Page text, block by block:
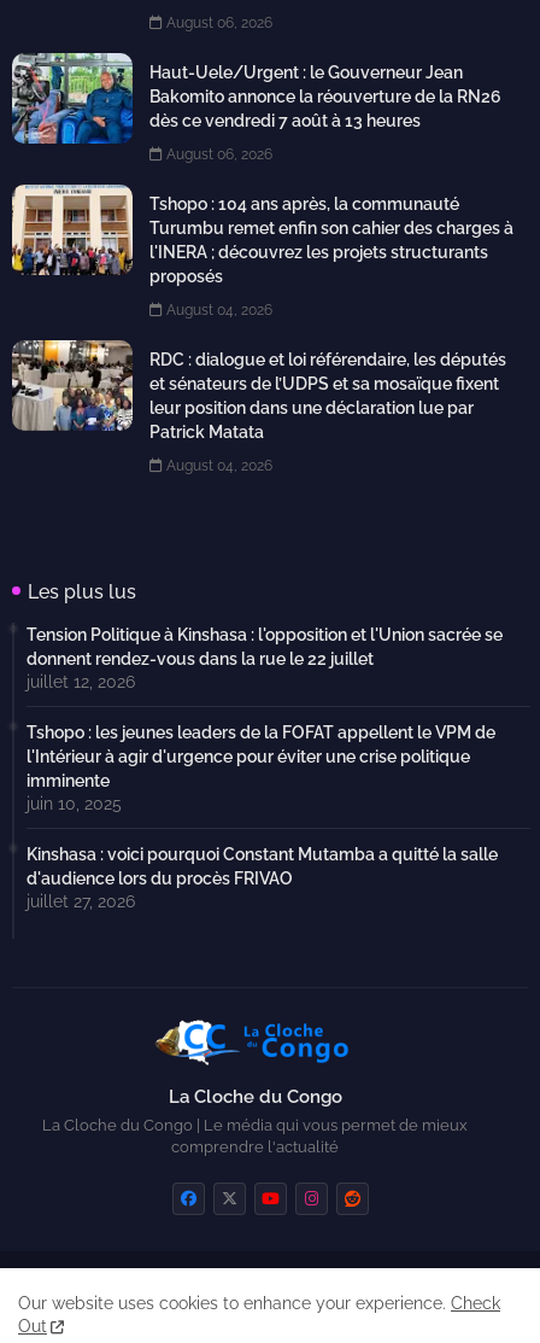
August 06, 2026
Haut-Uele/Urgent : le Gouverneur Jean
Bakomito annonce la réouverture de la RN26
dès ce vendredi 7 août à 13 heures
August 06, 2026
Tshopo : 104 ans après, la communauté
Turumbu remet enfin son cahier des charges à
l'INERA ; découvrez les projets structurants
proposés
August 04, 2026
RDC : dialogue et loi référendaire, les députés
et sénateurs de l’UDPS et sa mosaïque fixent
leur position dans une déclaration lue par
Patrick Matata
August 04, 2026
Les plus lus
Tension Politique à Kinshasa : l'opposition et l'Union sacrée se
donnent rendez-vous dans la rue le 22 juillet
juillet 12, 2026
Tshopo : les jeunes leaders de la FOFAT appellent le VPM de
l'Intérieur à agir d'urgence pour éviter une crise politique
imminente
juin 10, 2025
Kinshasa : voici pourquoi Constant Mutamba a quitté la salle
d'audience lors du procès FRIVAO
juillet 27, 2026
La Cloche du Congo
La Cloche du Congo | Le média qui vous permet de mieux
comprendre l'actualité
Our website uses cookies to enhance your experience. Check
Out